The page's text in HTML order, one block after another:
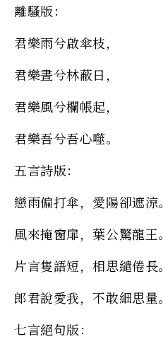
離騷版：
君樂雨兮啟傘枝，
君樂晝兮林蔽日，
君樂風兮欄帳起，
君樂吾兮吾心噬。
五言詩版：
戀雨偏打傘，愛陽卻遮涼。
風來掩窗扉，葉公驚龍王。
片言隻語短，相思繾倦長。
郎君說愛我，不敢細思量。
七言絕句版：